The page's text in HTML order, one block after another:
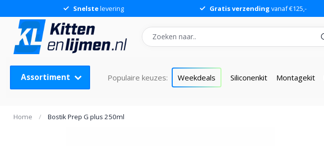
Snelstelevering Gratis verzending vanaf €125,-
Assortiment Populaire keuzes: Weekdeals Siliconenkit Montagekit
Home / Bostik Prep G plus 250ml